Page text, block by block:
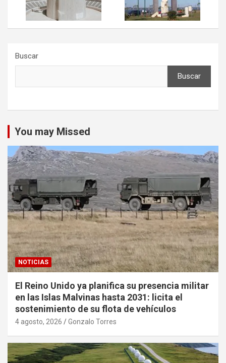
Buscar
Buscar
You may Missed
NOTICIAS
El Reino Unido ya planifica su presencia militar
en las Islas Malvinas hasta 2031: licita el
sostenimiento de su flota de vehículos
4 agosto, 2026 Gonzalo Torres